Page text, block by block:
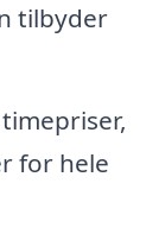
tilbyder
for hele